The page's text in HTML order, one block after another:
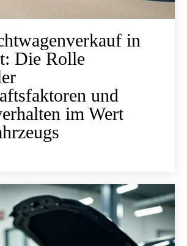
in
Die Rolle
und
im Wert